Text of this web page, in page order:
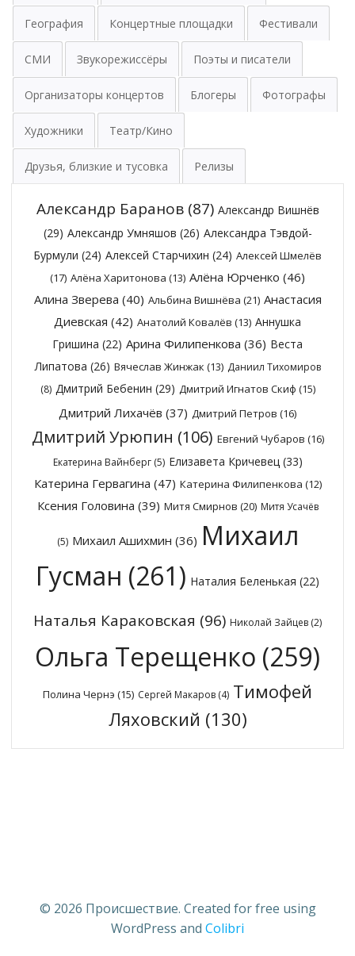
География Концертные площадки Фестивали
СМИ Звукорежиссёры Поэты и писатели
Организаторы концертов Блогеры Фотографы
Художники Театр/Кино
Друзья, близкие и тусовка Релизы
Александр Баранов(87) Александр Вишнёв
(29) Александр Умняшов (26) Александра Тэвдой-
Бурмули (24) Алексей Старчихин (24) Алексей Шмелёв
(17) Алёна Харитонова (13) Алёна Юрченко (46)
Алина Зверева (40) Альбина Вишнёва (21) Анастасия
Диевская (42) Анатолий Ковалёв (13) Аннушка
Гришина (22) Арина Филипенкова (36) Веста
Липатова (26) Вячеслав Жинжак (13) Даниил Тихомиров
(8) Дмитрий Бебенин (29) Дмитрий Игнатов Скиф (15)
Дмитрий Лихачёв (37) Дмитрий Петров (16)
Дмитрий Урюпин (106) Евгений Чубаров (16)
Екатерина Вайнберг(5) Елизавета Кричевец(33)
Катерина Гервагина (47) Катерина Филипенкова (12)
Ксения Головина (39) Митя Смирнов (20) Митя Усачёв
(5) Михаил Ашихмин (36) Михаил
Гусман (261) Наталия Беленькая (22)
Наталья Караковская (96) Николай Зайцев (2)
Ольга Терещенко (259)
Полина Чернэ (15) Сергей Макаров (4) Тимофей
Ляховский (130)
© 2026 Происшествие. Created for free using
WordPress and Colibri